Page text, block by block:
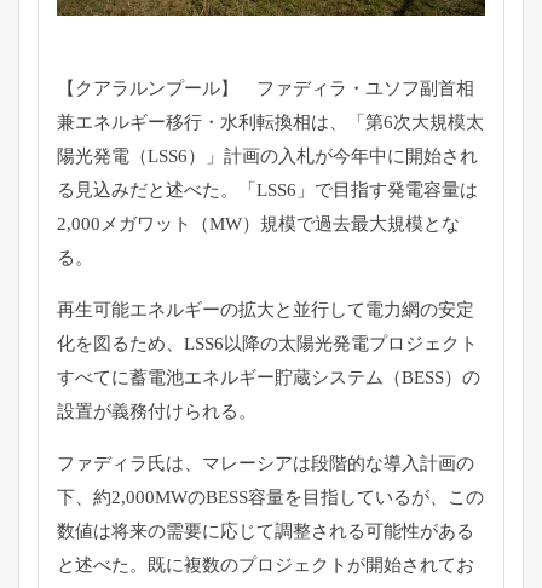
【クアラルンプール】 ファディラ・ユソフ副首相
兼エネルギー移行・水利転換相は、「 第6次大規模太
陽光発電（LSS6）」 計画の入札が今年中に開始され
る見込みだと述べた。「LSS6」 で目指す発電容量は
2,000メガワット（MW） 規模で過去最大規模とな
る。
再生可能エネルギーの拡大と並行して電力網の安定
化を図るため、 LSS6以降の太陽光発電プロジェクト
すべてに蓄電池エネルギー貯蔵システム（BESS）の
設置が義務付けられる。
ファディラ氏は、マレーシアは段階的な導入計画の
下、約2,000MWのBESS容量を目指しているが、
この
数値は将来の需要に応じて調整される可能性がある
と述べた。
既に複数のプロジェクトが開始されてお